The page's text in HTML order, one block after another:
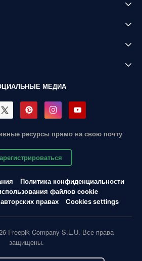
МЕДИА
ресурсы прямо на свою почту
Политика конфиденциальности
файлов cookie
правах
Cookies settings
Freepik Company S.L.U. Все права
защищены.